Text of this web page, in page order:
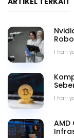
1 hari
1 hari